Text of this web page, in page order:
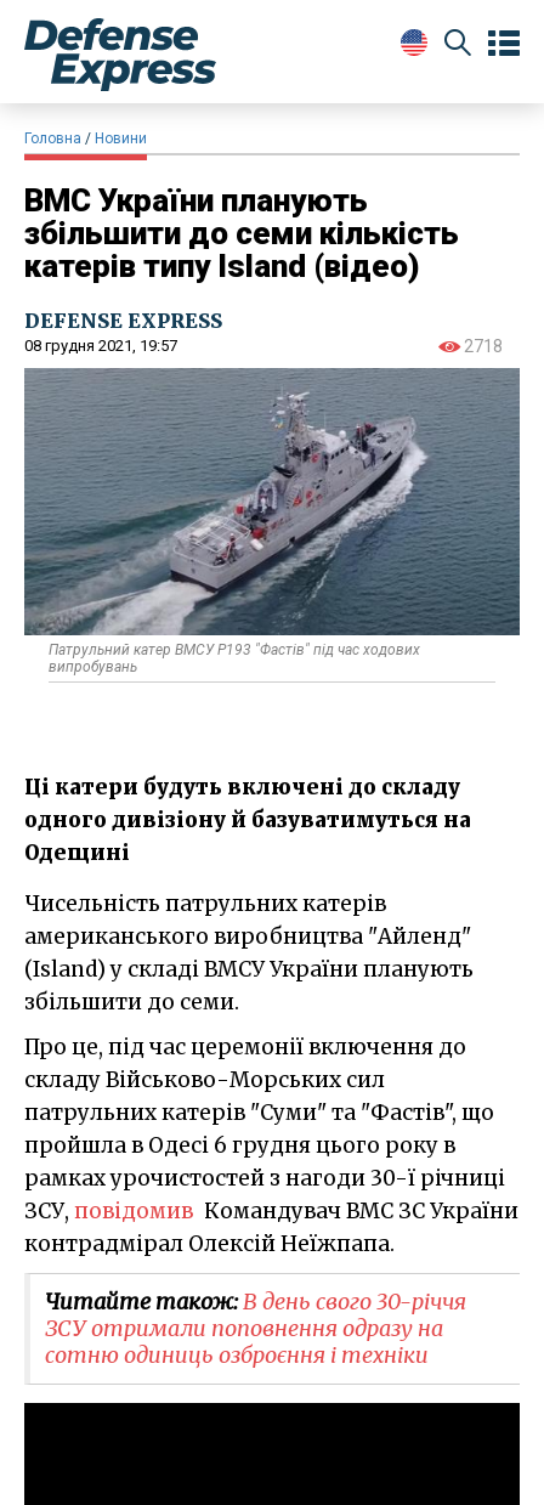
Головна Новини
ВМС України планують
збільшити до семи кількість
катерів типу Island (відео)
DEFENSE EXPRESS
08 грудня 2021, 19:57 2718
Патрульний катер ВМСУ Р193 "Фастів" під час ходових
випробувань
Ці катери будуть включені до складу
одного дивізіону й базуватимуться на
Одещині
Чисельність патрульних катерів
американського виробництва "Айленд"
(Іsland) у складі ВМСУ України планують
збільшити до семи.
Про це, під час церемонії включення до
складу Військово-Морських сил
патрульних катерів "Суми" та "Фастів", що
пройшла в Одесі 6 грудня цього року в
рамках урочистостей з нагоди 30-ї річниці
ЗСУ, повідомив Командувач ВМС ЗС України
контрадмірал Олексій Неїжпапа.
Читайте також:В день свого 30-річчя
ЗСУ отримали поповнення одразу на
сотню одиниць озброєння і техніки